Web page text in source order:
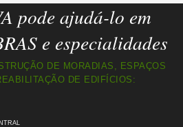
pode ajudá-lo em
e especialidades
DE MORADIAS, ESPAÇOS
DE EDIFÍCIOS: